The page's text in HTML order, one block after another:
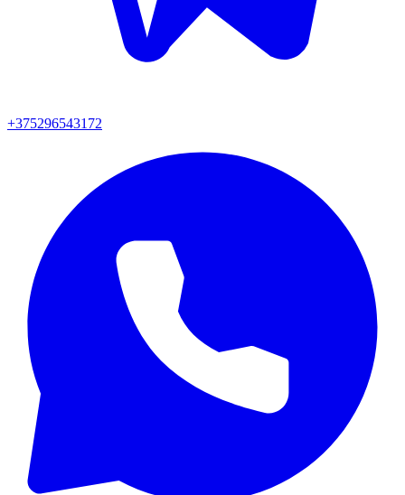
+375296543172